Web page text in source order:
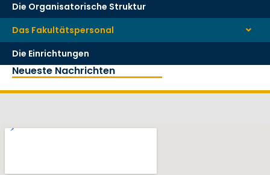
Die Organisatorische Struktur
Das Fakultätspersonal
Die Einrichtungen
Neueste Nachrichten